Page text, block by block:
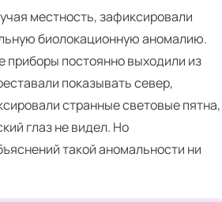
местность, зафиксировали
биолокационную аномалию.
приборы постоянно выходили из
показывать север,
странные световые пятна,
глаз не видел. Но
такой аномальности ни